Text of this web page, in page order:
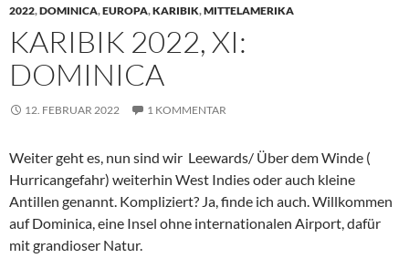
2022,DOMINICA,EUROPA,KARIBIK,MITTELAMERIKA
KARIBIK 2022, XI:
DOMINICA
12. FEBRUAR 2022 1 KOMMENTAR
Weiter geht es, nun sind wir Leewards/ Über dem Winde (
Hurricangefahr) weiterhin West Indies oder auch kleine
Antillen genannt. Kompliziert? Ja, finde ich auch. Willkommen
auf Dominica, eine Insel ohne internationalen Airport, dafür
mit grandioser Natur.